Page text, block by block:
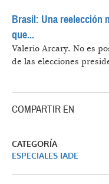
Brasil: Una reelección
que...
Valerio Arcary. No es
de las elecciones
COMPARTIR EN
CATEGORÍA
ESPECIALES IADE